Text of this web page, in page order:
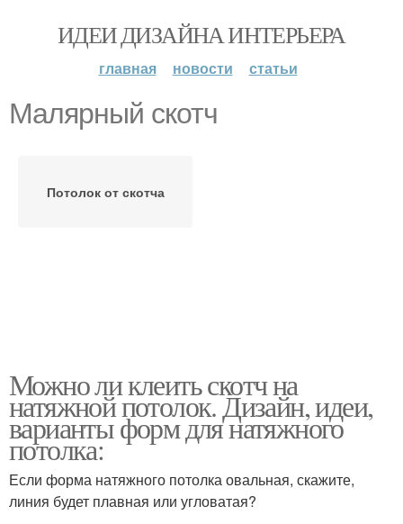
ИДЕИ ДИЗАЙНА ИНТЕРЬЕРА
главная новости статьи
Малярный скотч
Потолок от скотча
Можно ли клеить скотч на
натяжной потолок. Дизайн, идеи,
варианты форм для натяжного
потолка:
Если форма натяжного потолка овальная, скажите,
линия будет плавная или угловатая?